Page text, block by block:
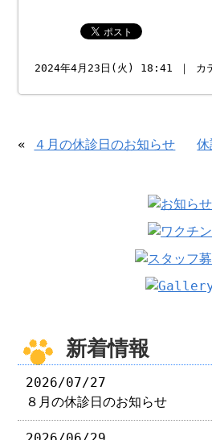
2024年4月23日(火) 18:41 ｜ カテ
« ４月の休診日のお知らせ
新着情報
2026/07/27
８月の休診日のお知らせ